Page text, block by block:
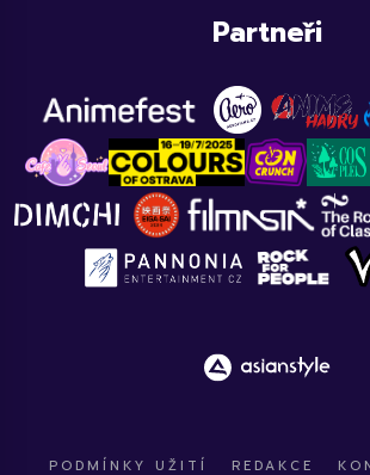
Partneři
PODMÍNKY UŽITÍ REDAKCE